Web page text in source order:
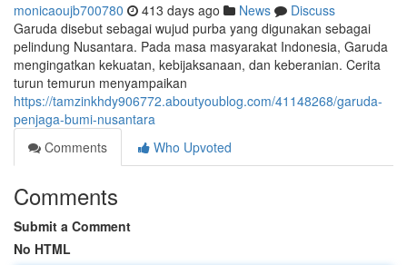
monicaoujb700780 413 days ago News
Discuss
Garuda disebut sebagai wujud purba yang digunakan sebagai
pelindung Nusantara. Pada masa masyarakat Indonesia, Garuda
mengingatkan kekuatan, kebijaksanaan, dan keberanian. Cerita
turun temurun menyampaikan
https://tamzinkhdy906772.aboutyoublog.com/41148268/garuda-
penjaga-bumi-nusantara
Comments
Who Upvoted
Comments
Submit a Comment
No HTML